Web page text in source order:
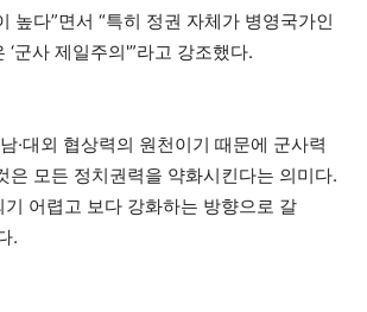
높다”면서 “특히 정권 자체가 병영국가인
‘군사 제일주의'”라고 강조했다.
·대외 협상력의 원천이기 때문에 군사력
은 모든 정치권력을 약화시킨다는 의미다.
어렵고 보다 강화하는 방향으로 갈
.